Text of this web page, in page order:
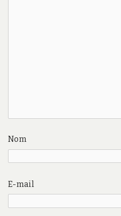
Nom
E-mail